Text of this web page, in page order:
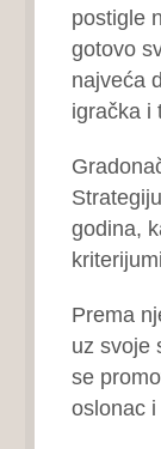
postigle
gotovo
najveća
igračka i
godina,
Prema
uz svoje
se
oslonac